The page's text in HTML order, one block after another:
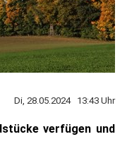
Di, 28.05.2024 13:43 Uhr
verfügen und